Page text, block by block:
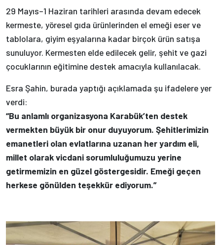
29 Mayıs–1 Haziran tarihleri arasında devam edecek
kermeste, yöresel gıda ürünlerinden el emeği eser ve
tablolara, giyim eşyalarına kadar birçok ürün satışa
sunuluyor. Kermesten elde edilecek gelir, şehit ve gazi
çocuklarının eğitimine destek amacıyla kullanılacak.
Esra Şahin, burada yaptığı açıklamada şu ifadelere yer
verdi:
“Bu anlamlı organizasyona Karabük’ten destek
vermekten büyük bir onur duyuyorum. Şehitlerimizin
emanetleri olan evlatlarına uzanan her yardım eli,
millet olarak vicdani sorumluluğumuzu yerine
getirmemizin en güzel göstergesidir. Emeği geçen
herkese gönülden teşekkür ediyorum.”